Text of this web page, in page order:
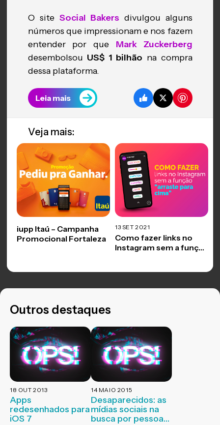
O site Social Bakers divulgou alguns
números que impressionam e nos fazem
entender por que Mark Zuckerberg
desembolsou US$ 1 bilhão na compra
dessa plataforma.
Leia mais
Veja mais:
iupp Itaú – Campanha
Promocional Fortaleza
13 SET 2021
Como fazer links no
Instagram sem a função
Outros destaques
18 OUT 2013
Apps
redesenhados para
iOS 7
14 MAIO 2015
Desaparecidos: as
mídias sociais na
busca por pessoas